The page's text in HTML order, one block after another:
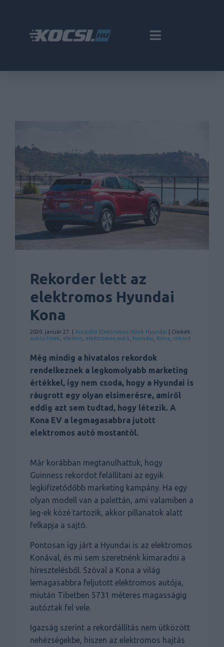
Rekorder lett az
elektromos Hyundai
Kona
2020. január 27. | Autóshír Elektromos Hírek Hyundai | Címkék:
autós hírek, electric, elektromos autó, hyundai, Kona, rekord
Még mindig a hivatalos rekordok
rendelkeznek a legkomolyabb marketing
értékkel, így nem csoda, hogy a Hyundai is
ráugrott egy olyan elsimerésre, amiről
eddig azt sem tudtad, hogy létezik. A
Kona EV a legmagasabbra jutott
elektromos autó mostantól.
Már korábban megtanulhattuk, hogy
Guinness rekordot felállítani az egyik
legkifizetődőbb marketing kampány. Ha egy
olyan modell van a palettán, ami valamiben a
leg-ek közé tartozik, akkor pillanatok alatt
felkapja a sajtó.
Pontosan így járt a Hyundai is az elektromos
Konával, és mi sem szeretnénk kimaradni a
híresztelésből. Szóval a Kona a világ
lemagasabbra feljutott elektromos autója,
miután Tibetben 5731 méteres magasságig
autóztak fel vele.
Igazság szerint a rekordállítás nem ütközött
nehézségekbe, hiszen az elektromos hajtás